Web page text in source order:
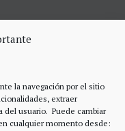
la navegación por el sitio
extraer
del usuario. Puede cambiar
cualquier momento desde:
75€